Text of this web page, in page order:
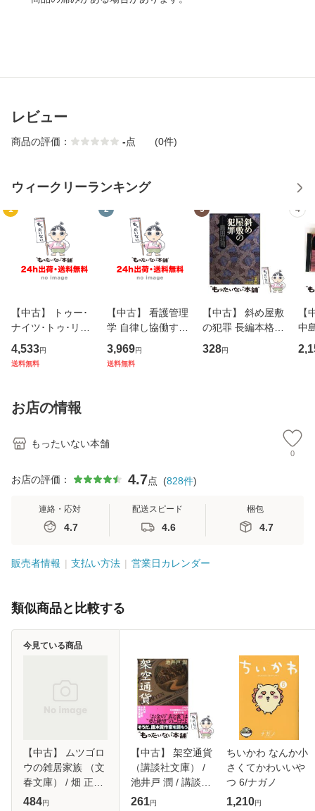
レビュー
商品の評価： -点 (0件)
ウィークリーランキング
1
【中古】 トゥー･
ナイツ･トゥ･リメ
ンバー / フェア・
ウォーニング / [C
4,533円
送料無料
2
【中古】 看護管理
学 自律し協働する
専門職の看護マネ
ジメントスキル 改
3,969円
送料無料
3
【中古】 斜め屋敷
の犯罪 長編本格推
理小説 (光文社文
庫) / 島田荘司 / 光
328円
4
【
中島
【
料
お店の情報
もったいない本舗
0
お店の評価： 4.7点 (828件)
連絡・応対
4.7
配送スピード
4.6
梱包
4.7
販売者情報 支払い方法 営業日カレンダー
類似商品と比較する
【中古】 ムツゴロ
ウの雑居家族 （文
春文庫） / 畑 正憲
/ 文藝春秋 [文庫]
484円
今見ている商品
【中古】 架空通貨
（講談社文庫） /
池井戸 潤 / 講談社
[文庫]【メール便送
261円
ちいかわ なんか小
さくてかわいいや
つ 6/ナガノ
1,210円